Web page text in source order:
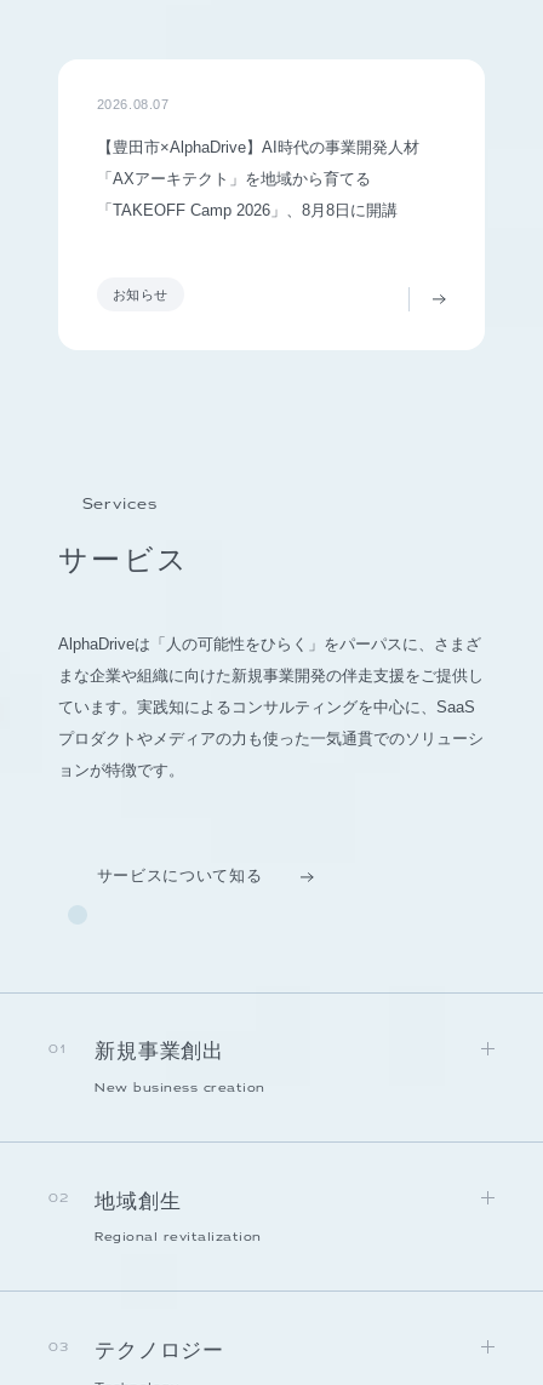
2026.08.07
お知らせ
【豊田市×AlphaDrive】AI時代の事業開発人材
「AXアーキテクト」を地域から育てる
「TAKEOFF Camp 2026」、8月8日に開講
Services
サービス
AlphaDriveは「人の可能性をひらく」をパーパスに、さまざ
まな企業や組織に向けた新規事業開発の伴走支援をご提供し
ています。実践知によるコンサルティングを中心に、SaaS
プロダクトやメディアの力も使った一気通貫でのソリューシ
ョンが特徴です。
サービスについて知る
01 新規事業創出
New business creation
02 地域創生
Regional revitalization
03 テクノロジー